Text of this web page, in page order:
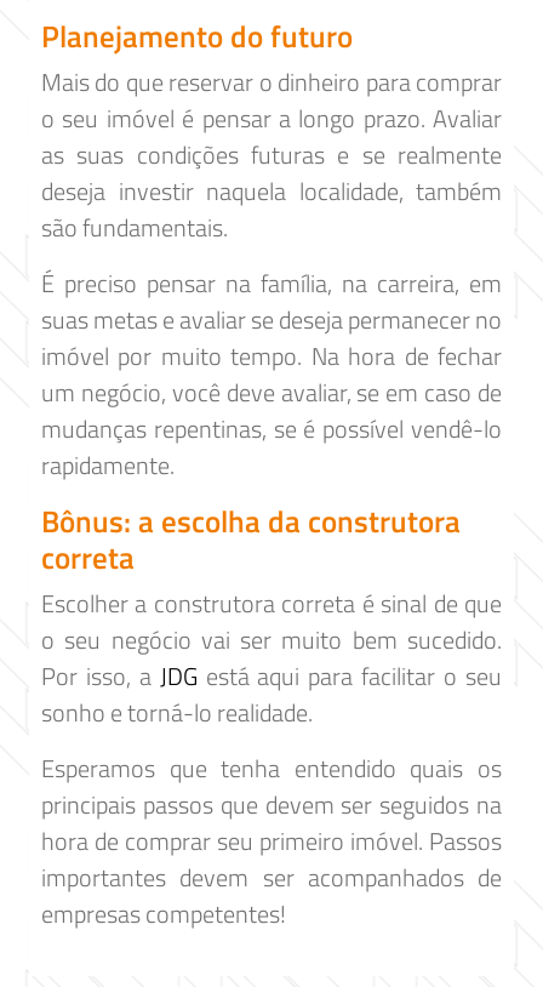
Planejamento do futuro
Mais do que reservar o dinheiro para comprar
o seu imóvel é pensar a longo prazo. Avaliar
as suas condições futuras e se realmente
deseja investir naquela localidade, também
são fundamentais.
É preciso pensar na família, na carreira, em
suas metas e avaliar se deseja permanecer no
imóvel por muito tempo. Na hora de fechar
um negócio, você deve avaliar, se em caso de
mudanças repentinas, se é possível vendê-lo
rapidamente.
Bônus: a escolha da construtora
correta
Escolher a construtora correta é sinal de que
o seu negócio vai ser muito bem sucedido.
Por isso, aJDG está aqui para facilitar o seu
sonho e torná-lo realidade.
Esperamos que tenha entendido quais os
principais passos que devem ser seguidos na
hora de comprar seu primeiro imóvel. Passos
importantes devem ser acompanhados de
empresas competentes!